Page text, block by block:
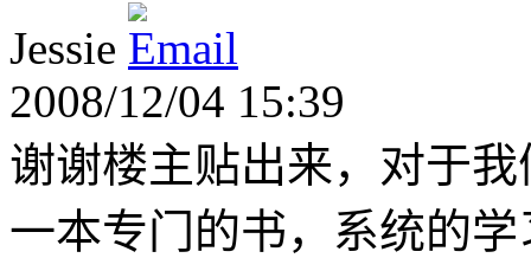
Jessie
2008/12/04 15:39
谢谢楼主贴出来，对于
一本专门的书，系统的